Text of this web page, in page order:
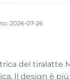
2026-07-26
del tiralatte
Il design è